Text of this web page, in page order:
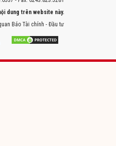
dung trên website này.
Báo Tài chính - Đầu tư